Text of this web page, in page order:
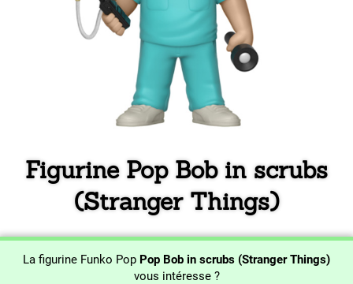
Figurine Pop Bob in scrubs
(Stranger Things)
La figurine Funko Pop Pop Bob in scrubs (Stranger Things)
vous intéresse ?